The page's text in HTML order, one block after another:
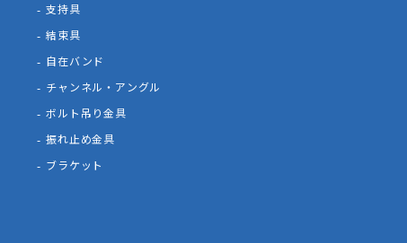
支持具
結束具
自在バンド
チャンネル・アングル
ボルト吊り金具
振れ止め金具
ブラケット